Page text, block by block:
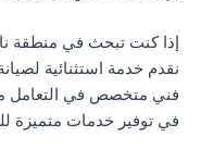
إذا كنت تبحث في منطقة
نقدم خدمة استثنائية
فني متخصص في التعامل مع
في توفير خدمات متميزة